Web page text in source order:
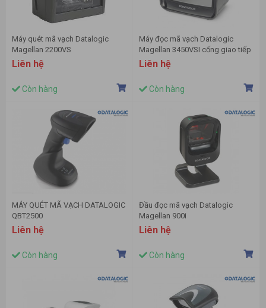
Máy quét mã vạch Datalogic
Magellan 2200VS
Liên hệ
Còn hàng
Máy đọc mã vạch Datalogic
Magellan 3450VSI cống giao tiếp
USB
Liên hệ
Còn hàng
MÁY QUÉT MÃ VẠCH DATALOGIC
QBT2500
Liên hệ
Còn hàng
Đầu đọc mã vạch Datalogic
Magellan 900i
Liên hệ
Còn hàng